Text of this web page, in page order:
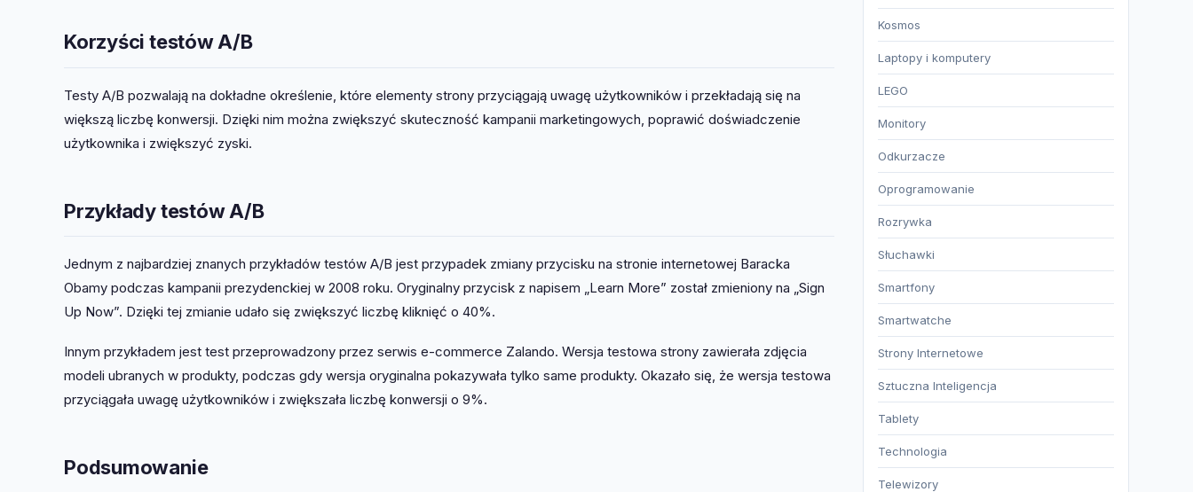
Korzyści testów A/B
Testy A/B pozwalają na dokładne określenie, które elementy strony przyciągają uwagę użytkowników i przekładają się na
większą liczbę konwersji. Dzięki nim można zwiększyć skuteczność kampanii marketingowych, poprawić doświadczenie
użytkownika i zwiększyć zyski.
Przykłady testów A/B
Jednym z najbardziej znanych przykładów testów A/B jest przypadek zmiany przycisku na stronie internetowej Baracka
Obamy podczas kampanii prezydenckiej w 2008 roku. Oryginalny przycisk z napisem „Learn More” został zmieniony na „Sign
Up Now”. Dzięki tej zmianie udało się zwiększyć liczbę kliknięć o 40%.
Innym przykładem jest test przeprowadzony przez serwis e-commerce Zalando. Wersja testowa strony zawierała zdjęcia
modeli ubranych w produkty, podczas gdy wersja oryginalna pokazywała tylko same produkty. Okazało się, że wersja testowa
przyciągała uwagę użytkowników i zwiększała liczbę konwersji o 9%.
Podsumowanie
Kosmos
Laptopy i komputery
LEGO
Monitory
Odkurzacze
Oprogramowanie
Rozrywka
Słuchawki
Smartfony
Smartwatche
Strony Internetowe
Sztuczna Inteligencja
Tablety
Technologia
Telewizory